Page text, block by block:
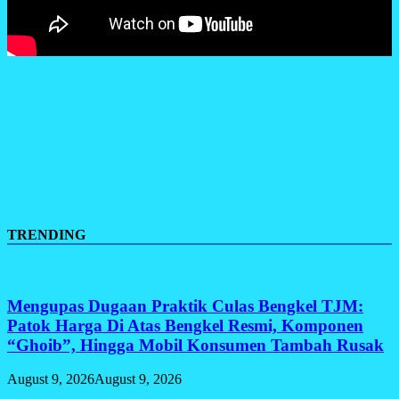
TRENDING
Mengupas Dugaan Praktik Culas Bengkel TJM:
Patok Harga Di Atas Bengkel Resmi, Komponen
“Ghoib”, Hingga Mobil Konsumen Tambah Rusak
August 9, 2026August 9, 2026